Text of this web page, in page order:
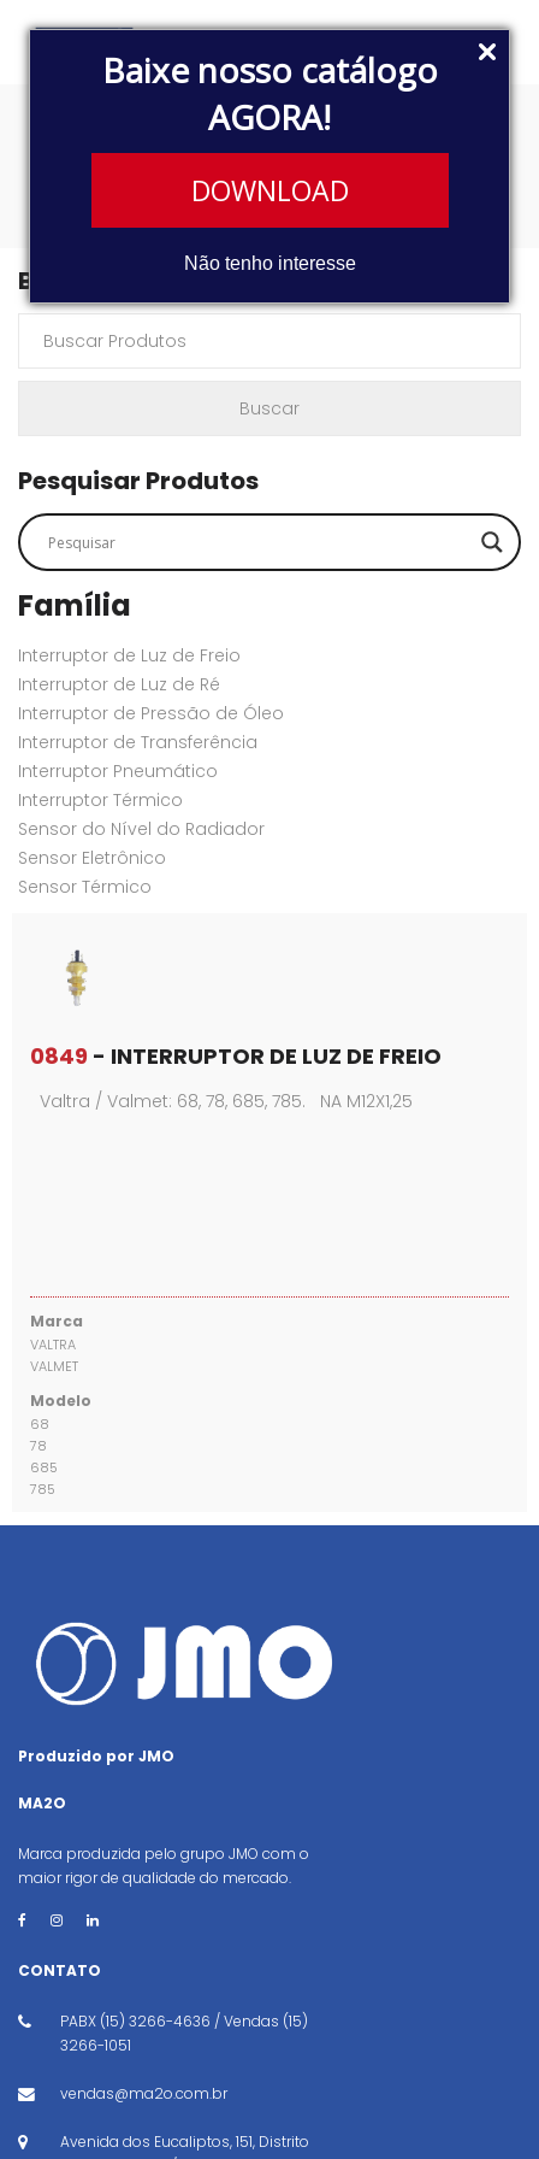
Baixe nosso catálogo
AGORA!
DOWNLOAD
Não tenho interesse
80442200
Buscar Produtos
Pesquisar Produtos
Família
Interruptor de Luz de Freio
Interruptor de Luz de Ré
Interruptor de Pressão de Óleo
Interruptor de Transferência
Interruptor Pneumático
Interruptor Térmico
Sensor do Nível do Radiador
Sensor Eletrônico
Sensor Térmico
0849 - INTERRUPTOR DE LUZ DE FREIO
Valtra / Valmet: 68, 78, 685, 785. NA M12X1,25
Marca
VALTRA
VALMET
Modelo
68
78
685
785
Produzido por JMO
MA2O
Marca produzida pelo grupo JMO com o
maior rigor de qualidade do mercado.
CONTATO
PABX (15) 3266-4636 / Vendas (15)
3266-1051
vendas@ma2o.com.br
Avenida dos Eucaliptos, 151, Distrito